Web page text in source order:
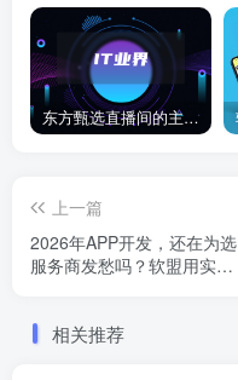
东方甄选直播间的主播董宇辉在卖玉米时称“918是好日子”，此事引发网络热议。
上一篇
2026年APP开发，还在为选
服务商发愁吗？软盟用实力
相关推荐